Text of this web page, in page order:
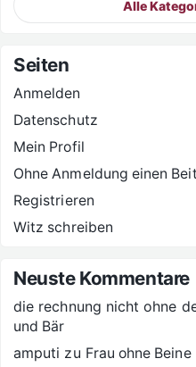
Alle
Seiten
Anmelden
Datenschutz
Mein Profil
Ohne Anmeldung einen
Registrieren
Witz schreiben
Neuste Kommentare
die rechnung nicht ohne
und Bär
amputi zu Frau ohne Beine